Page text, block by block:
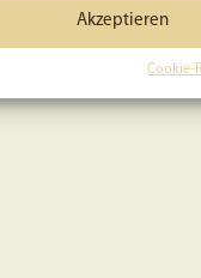
Akzeptieren
Cookie-